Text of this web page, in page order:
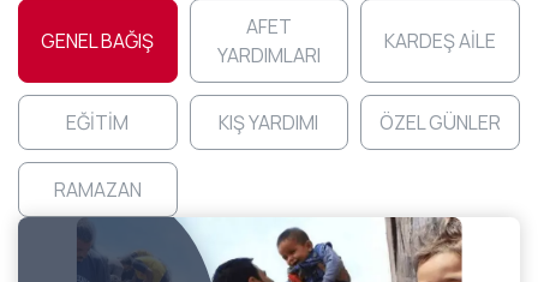
GENEL BAĞIŞ
AFET
YARDIMLARI
KARDEŞ AİLE
EĞİTİM KIŞ YARDIMI ÖZEL GÜNLER
RAMAZAN